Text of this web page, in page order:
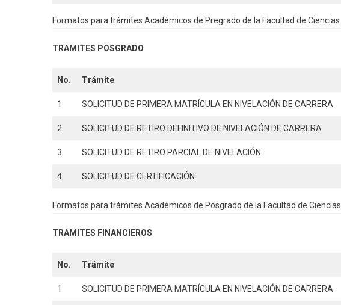
Formatos para trámites Académicos de Pregrado de la Facultad de Ciencias
TRAMITES POSGRADO
No. Trámite
1 SOLICITUD DE PRIMERA MATRÍCULA EN NIVELACIÓN DE CARRERA
2 SOLICITUD DE RETIRO DEFINITIVO DE NIVELACIÓN DE CARRERA
3 SOLICITUD DE RETIRO PARCIAL DE NIVELACIÓN
4 SOLICITUD DE CERTIFICACIÓN
Formatos para trámites Académicos de Posgrado de la Facultad de Ciencias
TRAMITES FINANCIEROS
No. Trámite
1 SOLICITUD DE PRIMERA MATRÍCULA EN NIVELACIÓN DE CARRERA